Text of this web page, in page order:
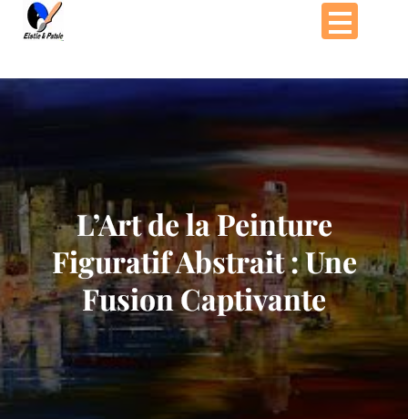
Passer
L’Art de la Peinture
Figuratif Abstrait : Une
Fusion Captivante